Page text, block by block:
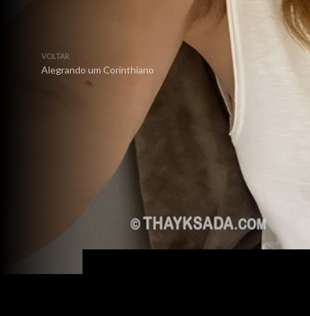
VOLTAR
Alegrando um Corinthiano